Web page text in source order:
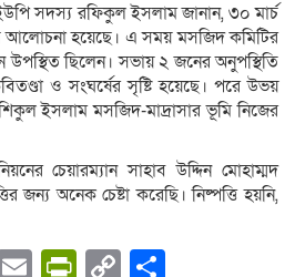
ইউপি সদস্য রফিকুল ইসলাম জানান, ৩০ মার্চ
আলোচনা হয়েছে। এ সময় মসজিদ কমিটির
ছিলেন। সভায় ২ জনের অনুপস্থিতি
ও সংঘর্ষের সৃষ্টি হয়েছে। পরে উভয়
ইসলাম মসজিদ-মাদ্রাসার ভূমি নিজের
চেয়ারম্যান সাহাব উদ্দিন মোহাম্মদ
জন্য অনেক চেষ্টা করেছি। নিষ্পত্তি হয়নি,
EmailPrintFriendly
Copy